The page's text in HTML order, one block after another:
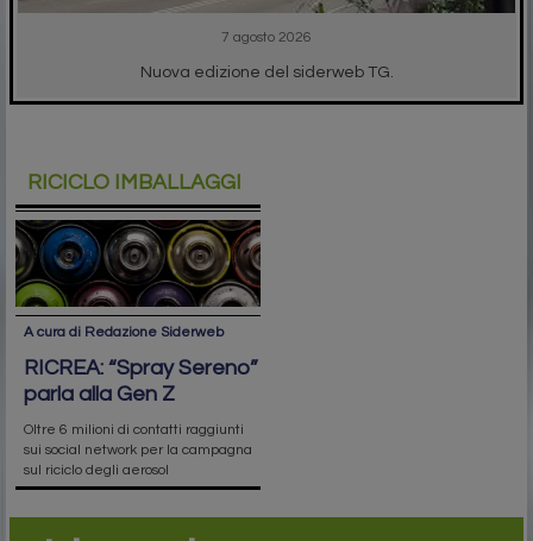
7 agosto 2026
Nuova edizione del siderweb TG.
RICICLO IMBALLAGGI
A cura di Redazione Siderweb
RICREA: “Spray Sereno”
parla alla Gen Z
Oltre 6 milioni di contatti raggiunti
sui social network per la campagna
sul riciclo degli aerosol